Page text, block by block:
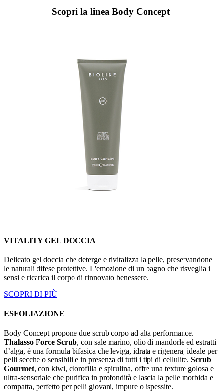
Scopri la linea Body Concept
VITALITY GEL DOCCIA
Delicato gel doccia che deterge e rivitalizza la pelle, preservandone
le naturali difese protettive. L'emozione di un bagno che risveglia i
sensi e ricarica il corpo di rinnovato benessere.
SCOPRI DI PIÙ
ESFOLIAZIONE
Body Concept propone due scrub corpo ad alta performance.
Thalasso Force Scrub, con sale marino, olio di mandorle ed estratti
d’alga, è una formula bifasica che leviga, idrata e rigenera, ideale per
pelli secche o sensibili e in presenza di tutti i tipi di cellulite. Scrub
Gourmet, con kiwi, clorofilla e spirulina, offre una texture golosa e
ultra-sensoriale che purifica in profondità e lascia la pelle morbida e
compatta, perfetto per pelli giovani, impure o ispessite.